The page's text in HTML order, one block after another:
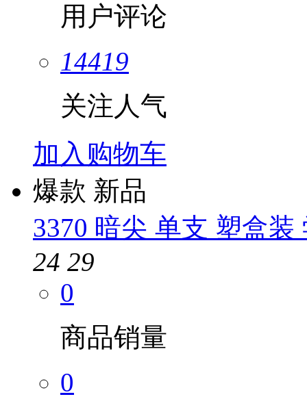
用户评论
14419
关注人气
加入购物车
爆款 新品
3370 暗尖 单支 塑盒
24 29
0
商品销量
0